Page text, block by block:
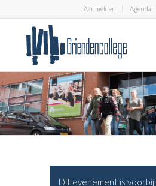
Aanmelden Agenda
Dit evenement is voorbij.